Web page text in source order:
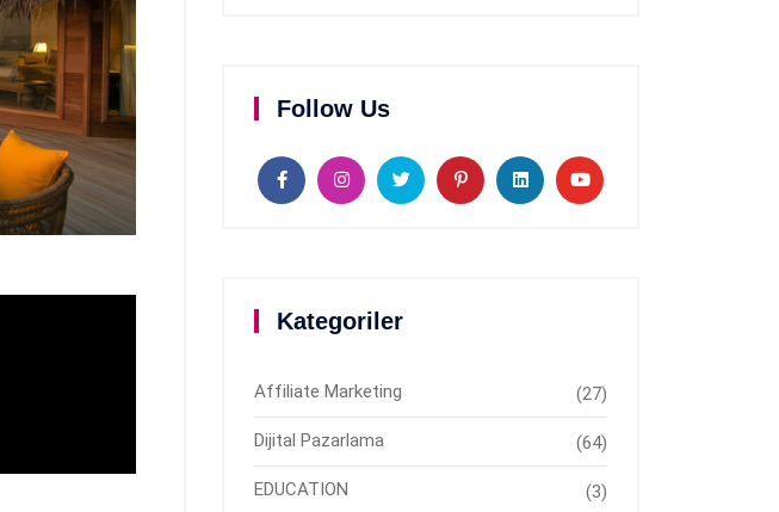
Follow Us
Kategoriler
Affiliate Marketing (27)
Dijital Pazarlama (64)
EDUCATION (3)